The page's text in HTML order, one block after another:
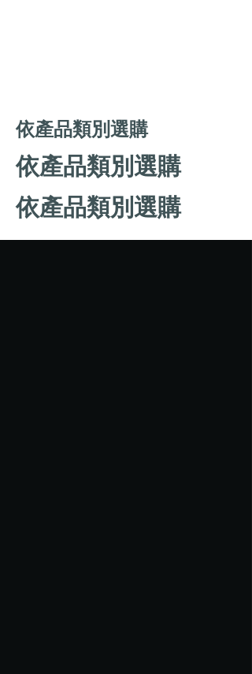
依產品類別選購
依產品類別選購
依產品類別選購